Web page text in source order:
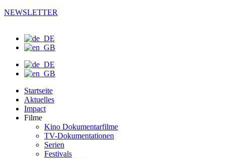
NEWSLETTER
Startseite
Aktuelles
Impact
Filme
Kino Dokumentarfilme
TV-Dokumentationen
Serien
Festivals